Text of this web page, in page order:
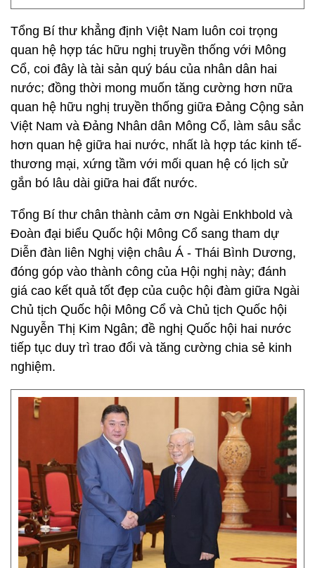
Tổng Bí thư khẳng định Việt Nam luôn coi trọng
quan hệ hợp tác hữu nghị truyền thống với Mông
Cổ, coi đây là tài sản quý báu của nhân dân hai
nước; đồng thời mong muốn tăng cường hơn nữa
quan hệ hữu nghị truyền thống giữa Đảng Cộng sản
Việt Nam và Đảng Nhân dân Mông Cổ, làm sâu sắc
hơn quan hệ giữa hai nước, nhất là hợp tác kinh tế-
thương mại, xứng tầm với mối quan hệ có lịch sử
gắn bó lâu dài giữa hai đất nước.
Tổng Bí thư chân thành cảm ơn Ngài Enkhbold và
Đoàn đại biểu Quốc hội Mông Cổ sang tham dự
Diễn đàn liên Nghị viện châu Á - Thái Bình Dương,
đóng góp vào thành công của Hội nghị này; đánh
giá cao kết quả tốt đẹp của cuộc hội đàm giữa Ngài
Chủ tịch Quốc hội Mông Cổ và Chủ tịch Quốc hội
Nguyễn Thị Kim Ngân; đề nghị Quốc hội hai nước
tiếp tục duy trì trao đổi và tăng cường chia sẻ kinh
nghiệm.